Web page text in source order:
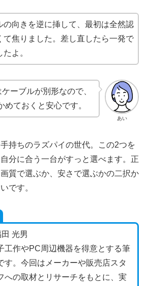
の向きを逆に挿して、最初は全然認
て焦りました。差し直したら一発で
よ。
あい
ーブルが別形なので、
めておくと安心です。
持ちのラズパイの世代。この2つを
分に合う一台がすっと選べます。正
質で選ぶか、安さで選ぶかの二択か
です。
光男
工作やPC周辺機器を得意とする筆
す。今回はメーカーや販売店スタ
への取材とリサーチをもとに、実